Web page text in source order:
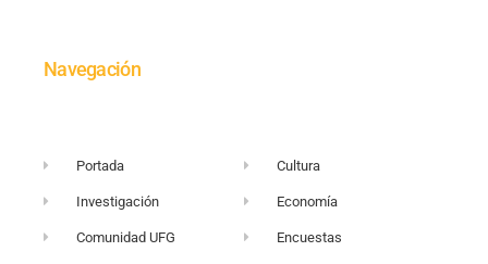
Navegación
Portada
Investigación
Comunidad UFG
Cultura
Economía
Encuestas